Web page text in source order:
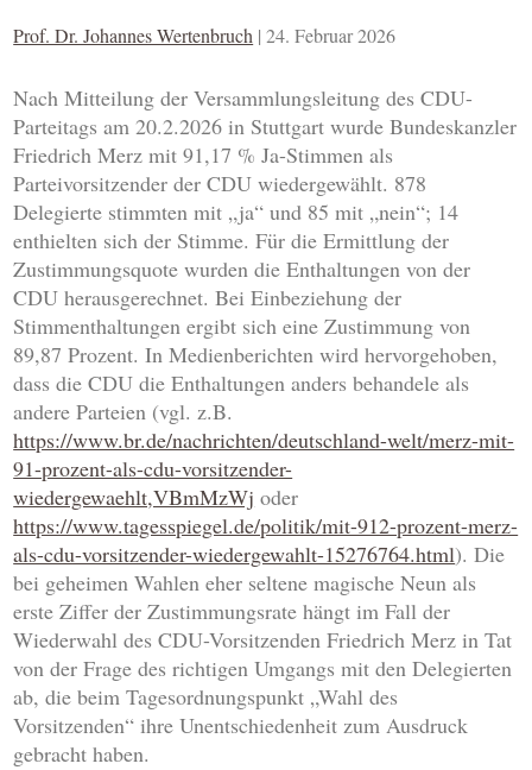
Prof. Dr. Johannes Wertenbruch |24. Februar 2026
Nach Mitteilung der Versammlungsleitung des CDU-
Parteitags am 20.2.2026 in Stuttgart wurde Bundeskanzler
Friedrich Merz mit 91,17 % Ja-Stimmen als
Parteivorsitzender der CDU wiedergewählt. 878
Delegierte stimmten mit „ja“ und 85 mit „nein“; 14
enthielten sich der Stimme. Für die Ermittlung der
Zustimmungsquote wurden die Enthaltungen von der
CDU herausgerechnet. Bei Einbeziehung der
Stimmenthaltungen ergibt sich eine Zustimmung von
89,87 Prozent. In Medienberichten wird hervorgehoben,
dass die CDU die Enthaltungen anders behandele als
andere Parteien (vgl. z.B.
https://www.br.de/nachrichten/deutschland-welt/merz-mit-
91-prozent-als-cdu-vorsitzender-
wiedergewaehlt,VBmMzWj oder
https://www.tagesspiegel.de/politik/mit-912-prozent-merz-
als-cdu-vorsitzender-wiedergewahlt-15276764.html). Die
bei geheimen Wahlen eher seltene magische Neun als
erste Ziffer der Zustimmungsrate hängt im Fall der
Wiederwahl des CDU-Vorsitzenden Friedrich Merz in Tat
von der Frage des richtigen Umgangs mit den Delegierten
ab, die beim Tagesordnungspunkt „Wahl des
Vorsitzenden“ ihre Unentschiedenheit zum Ausdruck
gebracht haben.